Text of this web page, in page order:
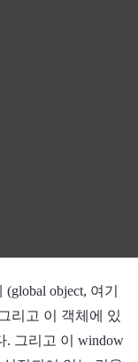
object, 여기
리고 이 객체에 있
. 그리고 이 window